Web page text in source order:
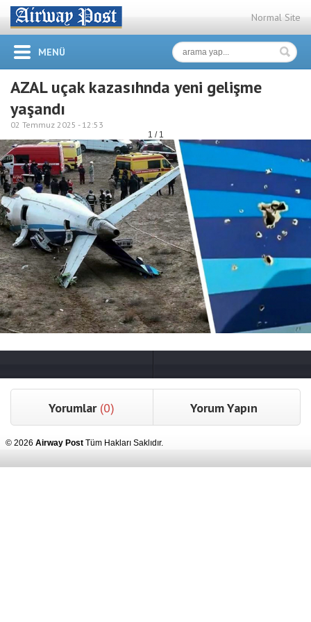
Normal Site
MENÜ
AZAL uçak kazasıhnda yeni gelişme
yaşandı
02 Temmuz 2025 - 12:53
1 / 1
Yorumlar (0) Yorum Yapın
© 2026 Airway Post Tüm Hakları Saklıdır.